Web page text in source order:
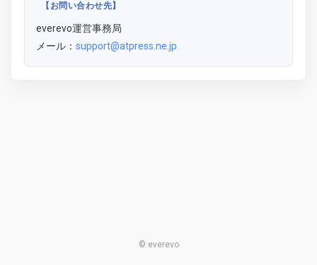
【お問い合わせ先】
everevo運営事務局
メール： support@atpress.ne.jp
© everevo